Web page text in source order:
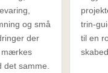
og små
der
mærkes
det samme.
trin-
til en